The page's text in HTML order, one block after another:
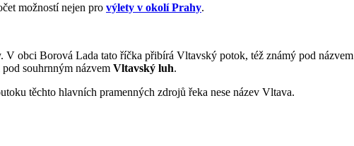
možností nejen pro výlety v okolí Prahy.
V obci Borová Lada tato říčka přibírá Vltavský potok, též známý pod názvem
souhrnným názvem Vltavský luh.
těchto hlavních pramenných zdrojů řeka nese název Vltava.